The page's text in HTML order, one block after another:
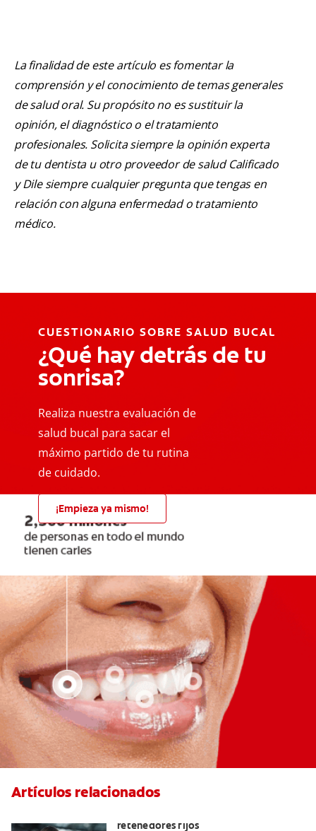
La finalidad de este artículo es fomentar la
comprensión y el conocimiento de temas generales
de salud oral. Su propósito no es sustituir la
opinión, el diagnóstico o el tratamiento
profesionales. Solicita siempre la opinión experta
de tu dentista u otro proveedor de salud Calificado
y Dile siempre cualquier pregunta que tengas en
relación con alguna enfermedad o tratamiento
médico.
CUESTIONARIO SOBRE SALUD BUCAL
¿Qué hay detrás de tu
sonrisa?
Realiza nuestra evaluación de
salud bucal para sacar el
máximo partido de tu rutina
de cuidado.
¡Empieza ya mismo!
Artículos relacionados
retenedores fijos